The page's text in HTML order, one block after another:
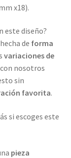
x18).
este diseño?
de forma
variaciones de
nosotros
sin
favorita.
si escoges este
pieza